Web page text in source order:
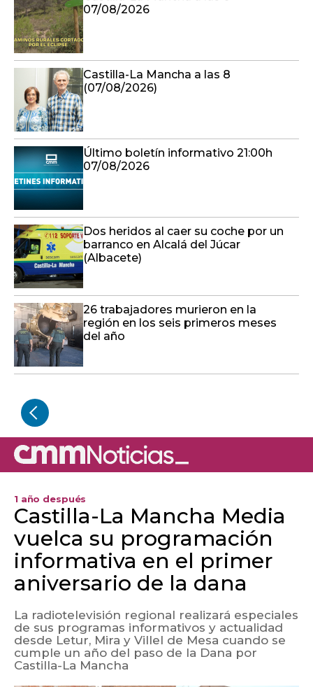
07/08/2026
Castilla-La Mancha a las 8
(07/08/2026)
Último boletín informativo 21:00h
07/08/2026
Dos heridos al caer su coche por un
barranco en Alcalá del Júcar
(Albacete)
26 trabajadores murieron en la
región en los seis primeros meses
del año
1 año después
Castilla-La Mancha Media
vuelca su programación
informativa en el primer
aniversario de la dana
La radiotelevisión regional realizará especiales
de sus programas informativos y actualidad
desde Letur, Mira y Villel de Mesa cuando se
cumple un año del paso de la Dana por
Castilla-La Mancha